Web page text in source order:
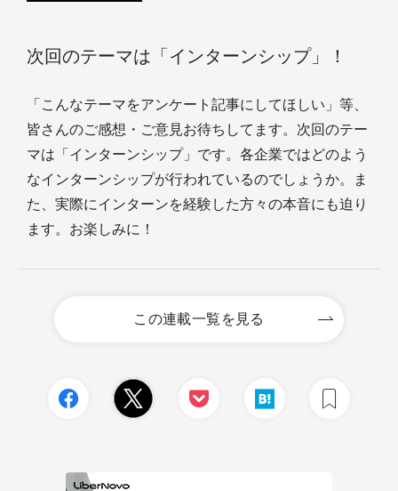
次回のテーマは「インターンシップ」！
「こんなテーマをアンケート記事にしてほしい」等、
皆さんのご感想・ご意見お待ちしてます。次回のテー
マは「インターンシップ」です。各企業ではどのよう
なインターンシップが行われているのでしょうか。ま
た、実際にインターンを経験した方々の本音にも迫り
ます。お楽しみに！
この連載一覧を見る